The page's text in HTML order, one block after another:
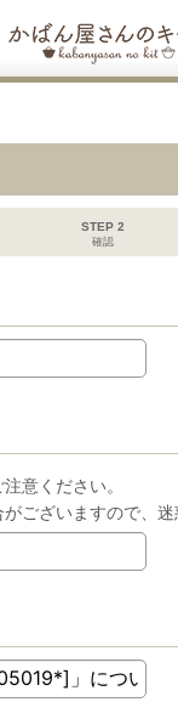
STEP 2
確認
意ください。
ございますので、